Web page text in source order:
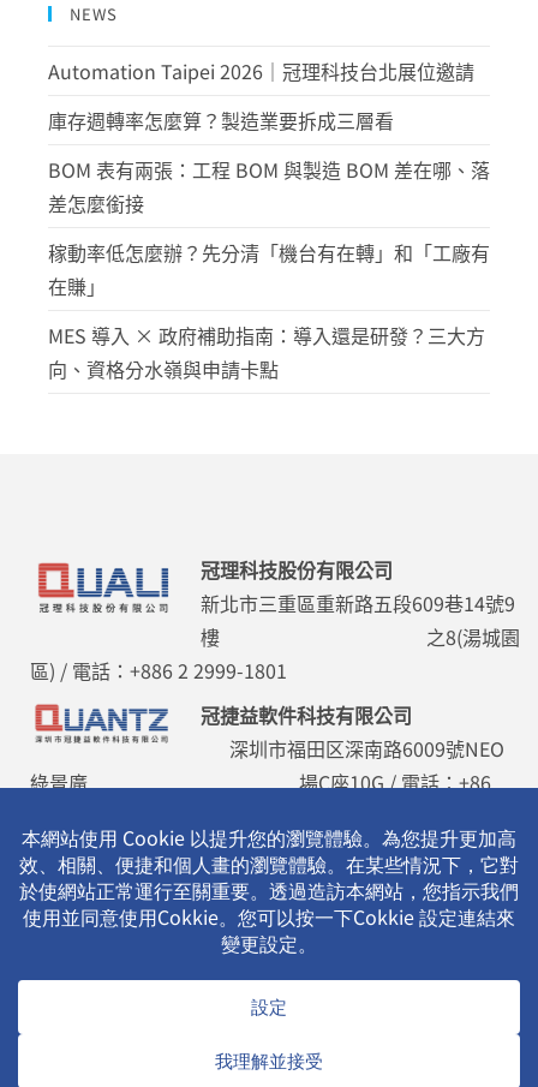
NEWS
Automation Taipei 2026｜冠理科技台北展位邀請
庫存週轉率怎麼算？製造業要拆成三層看
BOM 表有兩張：工程 BOM 與製造 BOM 差在哪、落
差怎麼銜接
稼動率低怎麼辦？先分清「機台有在轉」和「工廠有
在賺」
MES 導入 × 政府補助指南：導入還是研發？三大方
向、資格分水嶺與申請卡點
冠理科技股份有限公司
新北市三重區重新路五段609巷14號9
樓 之8(湯城園
區) / 電話：+886 2 2999-1801
冠捷益軟件科技有限公司
深圳市福田区深南路6009號NEO
綠景廣 場C座10G / 電話：+86
2026 © 江氏集團
冠理科技股份有限公司 All rights reserved.
隱私權政策 Privacy Policy